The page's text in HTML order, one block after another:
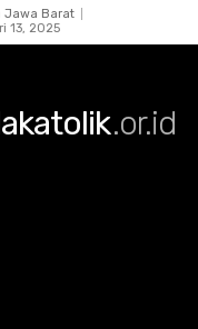
Jawa Barat
13, 2025
.or.id